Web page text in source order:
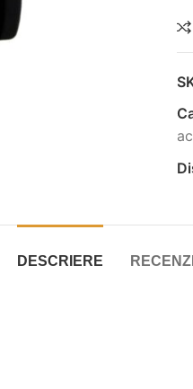
DESCRIERE